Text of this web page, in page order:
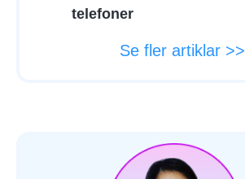
telefoner
Se fler artiklar >>